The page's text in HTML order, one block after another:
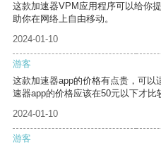
这款加速器VPM应用程序可以给你
助你在网络上自由移动。
2024-01-10
游客
这款加速器app的价格有点贵，可以
速器app的价格应该在50元以下才比
2024-01-10
游客